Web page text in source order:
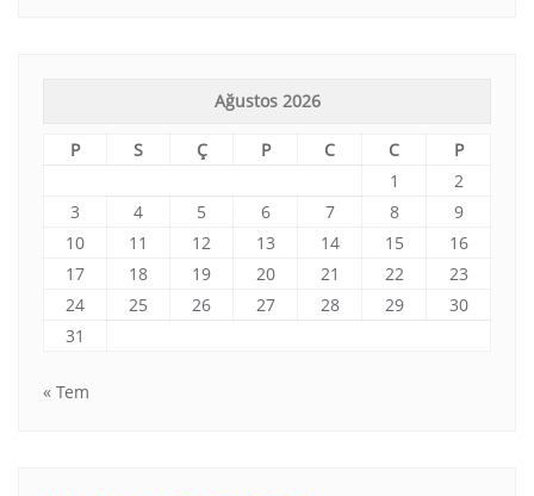
Ağustos 2026
P S Ç P C C
P
1
2
3
4 5 6 7 8
9
10
11 12 13 14 15
16
17
18 19 20 21 22
23
24
25 26 27 28 29
30
31
« Tem